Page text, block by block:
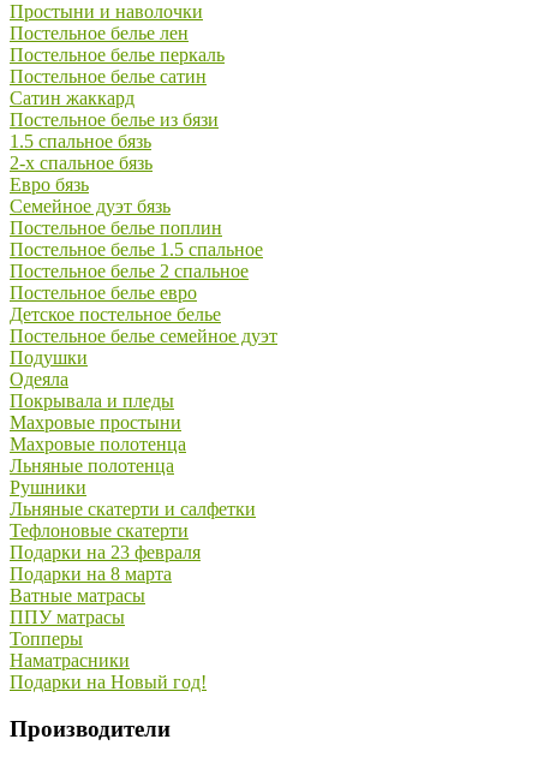
Простыни и наволочки
Постельное белье лен
Постельное белье перкаль
Постельное белье сатин
Сатин жаккард
Постельное белье из бязи
1.5 спальное бязь
2-х спальное бязь
Евро бязь
Семейное дуэт бязь
Постельное белье поплин
Постельное белье 1.5 спальное
Постельное белье 2 спальное
Постельное белье евро
Детское постельное белье
Постельное белье семейное дуэт
Подушки
Одеяла
Покрывала и пледы
Махровые простыни
Махровые полотенца
Льняные полотенца
Рушники
Льняные скатерти и салфетки
Тефлоновые скатерти
Подарки на 23 февраля
Подарки на 8 марта
Ватные матрасы
ППУ матрасы
Топперы
Наматрасники
Подарки на Новый год!
Производители